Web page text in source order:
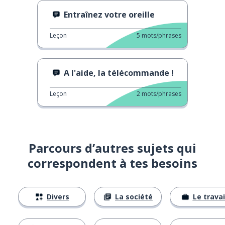
Entraînez votre oreille
Leçon 5 mots/phrases
A l'aide, la télécommande !
Leçon 2 mots/phrases
Parcours d’autres sujets qui
correspondent à tes besoins
Divers La société Le